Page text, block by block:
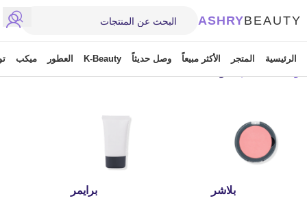
ASHRYBEAUTY
الرئيسية المتجر الأكثر مبيعاً وصل حديثاً K-Beauty العطور ميكب
بلاشر برايمر